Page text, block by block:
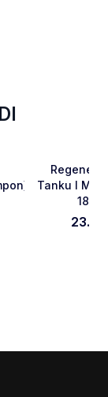
Favorite
Tanku I
180ml
23.90